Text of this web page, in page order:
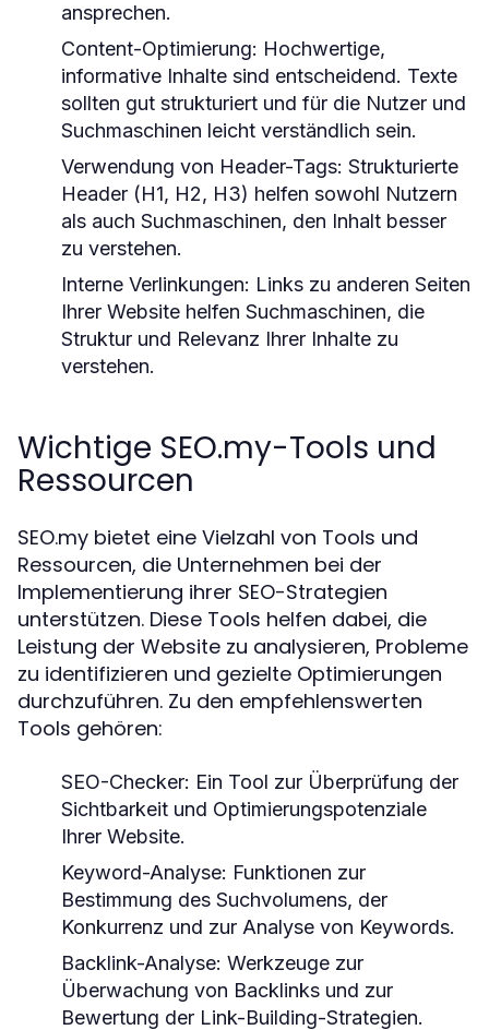
ansprechen.
Content-Optimierung: Hochwertige,
informative Inhalte sind entscheidend. Texte
sollten gut strukturiert und für die Nutzer und
Suchmaschinen leicht verständlich sein.
Verwendung von Header-Tags: Strukturierte
Header (H1, H2, H3) helfen sowohl Nutzern
als auch Suchmaschinen, den Inhalt besser
zu verstehen.
Interne Verlinkungen: Links zu anderen Seiten
Ihrer Website helfen Suchmaschinen, die
Struktur und Relevanz Ihrer Inhalte zu
verstehen.
Wichtige SEO.my-Tools und
Ressourcen
SEO.my bietet eine Vielzahl von Tools und
Ressourcen, die Unternehmen bei der
Implementierung ihrer SEO-Strategien
unterstützen. Diese Tools helfen dabei, die
Leistung der Website zu analysieren, Probleme
zu identifizieren und gezielte Optimierungen
durchzuführen. Zu den empfehlenswerten
Tools gehören:
SEO-Checker: Ein Tool zur Überprüfung der
Sichtbarkeit und Optimierungspotenziale
Ihrer Website.
Keyword-Analyse: Funktionen zur
Bestimmung des Suchvolumens, der
Konkurrenz und zur Analyse von Keywords.
Backlink-Analyse: Werkzeuge zur
Überwachung von Backlinks und zur
Bewertung der Link-Building-Strategien.